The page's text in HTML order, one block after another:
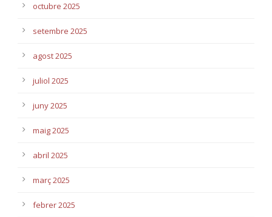
octubre 2025
setembre 2025
agost 2025
juliol 2025
juny 2025
maig 2025
abril 2025
març 2025
febrer 2025